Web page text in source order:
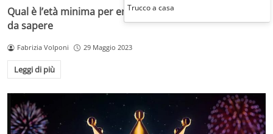
Qual è l’età minima per entrare al cinema: ecco cosa c’è
da sapere
Fabrizia Volponi 29 Maggio 2023
Leggi di più
Trucco a casa